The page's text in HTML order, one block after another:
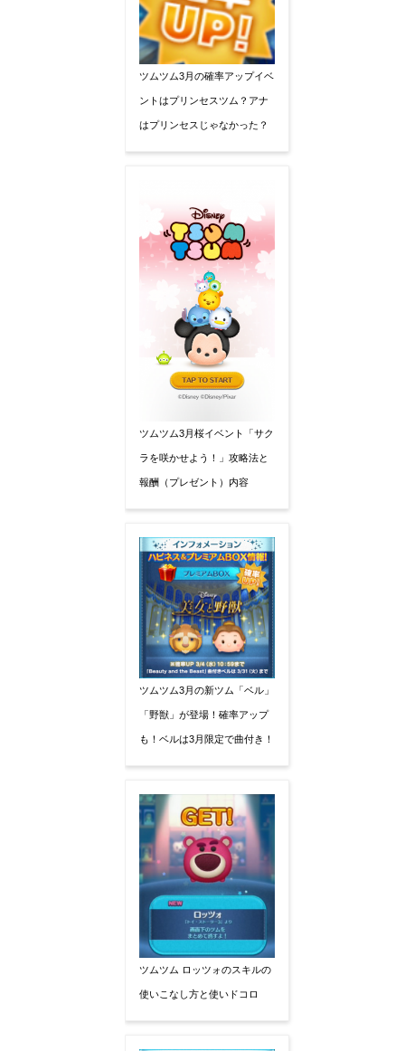
ツムツム3月の確率アップイベ
ントはプリンセスツム？アナ
はプリンセスじゃなかった？
ツムツム3月桜イベント「サク
ラを咲かせよう！」攻略法と
報酬（プレゼント）内容
ツムツム3月の新ツム「ベル」
「野獣」が登場！確率アップ
も！ベルは3月限定で曲付き！
ツムツム ロッツォのスキルの
使いこなし方と使いドコロ